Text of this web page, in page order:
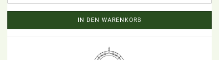
IN DEN WARENKORB